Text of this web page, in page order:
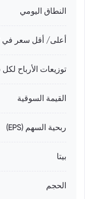
النطاق اليومي
أعلى/ أقل سعر في ٥٢ أسبوعًا
توزيعات الأرباح
القيمة السوقية
ربحية السهم (EPS)
بيتا
الحجم